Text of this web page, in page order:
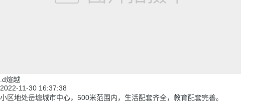
.d煊越
2022-11-30 16:37:38
小区地处岳塘城市中心，500米范围内，生活配套齐全，教育配套完善。